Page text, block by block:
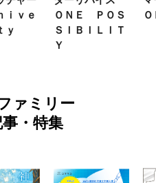
ｖｅ
ｙ
ＯＮＥ ＰＯＳ
ＳＩＢＩＬＩＴ
Ｙ
ァミリー
・特集